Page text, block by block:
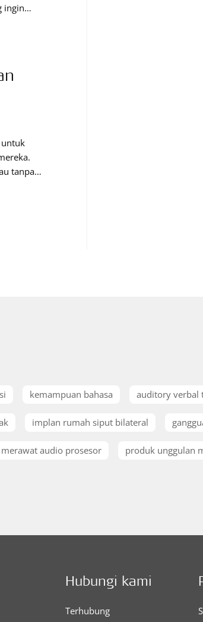
ingin
tanpa
kemampuan bahasa auditory verbal
implan rumah siput bilateral
merawat audio prosesor produk unggulan
Hubungi kami
Terhubung